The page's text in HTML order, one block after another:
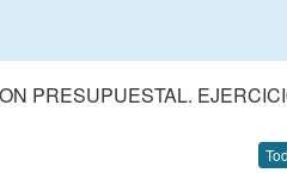
PRESUPUESTAL.